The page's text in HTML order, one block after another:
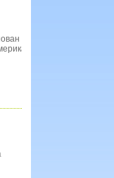
в конце XVIII в.
негров. Англ,